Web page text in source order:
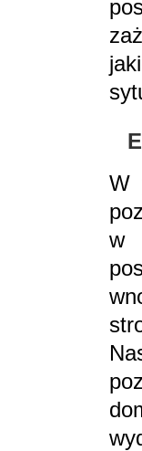
W
w